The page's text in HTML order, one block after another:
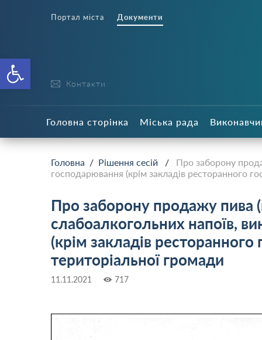
Відкрити Панель
Портал міста Документи
Контакти
Головна сторінка Міська рада
Головна / Рішення сесій / Про заборону
господарювання (крім закладів ресторанного
Про заборону продажу пива
слабоалкогольних напоїв,
(крім закладів ресторанного
територіальної громади
11.11.2021 717